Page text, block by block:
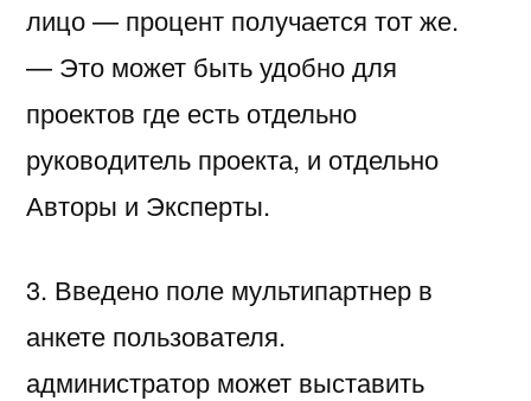
лицо — процент получается тот же.
— Это может быть удобно для
проектов где есть отдельно
руководитель проекта, и отдельно
Авторы и Эксперты.
3. Введено поле мультипартнер в
анкете пользователя.
администратор может выставить